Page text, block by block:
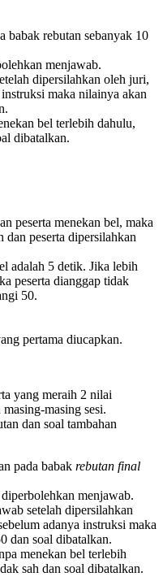
babak rebutan sebanyak 10
menjawab.
dipersilahkan oleh juri,
maka nilainya akan
bel terlebih dahulu,
dibatalkan.
peserta menekan bel, maka
dan peserta dipersilahkan
adalah 5 detik. Jika lebih
peserta dianggap tidak
50.
pertama diucapkan.
yang meraih 2 nilai
masing sesi.
dan soal tambahan
pada babak rebutan final
menjawab.
setelah dipersilahkan
adanya instruksi maka
dan soal dibatalkan.
menekan bel terlebih
sah dan soal dibatalkan.